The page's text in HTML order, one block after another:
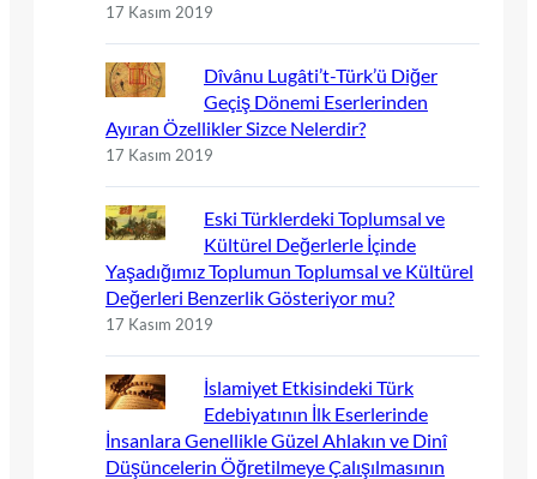
17 Kasım 2019
Dîvânu Lugâti’t-Türk’ü Diğer
Geçiş Dönemi Eserlerinden
Ayıran Özellikler Sizce Nelerdir?
17 Kasım 2019
Eski Türklerdeki Toplumsal ve
Kültürel Değerlerle İçinde
Yaşadığımız Toplumun Toplumsal ve Kültürel
Değerleri Benzerlik Gösteriyor mu?
17 Kasım 2019
İslamiyet Etkisindeki Türk
Edebiyatının İlk Eserlerinde
İnsanlara Genellikle Güzel Ahlakın ve Dinî
Düşüncelerin Öğretilmeye Çalışılmasının